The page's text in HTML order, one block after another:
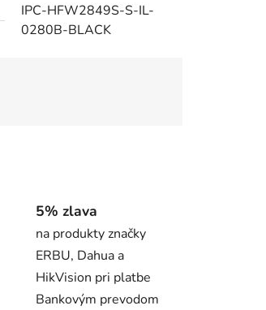
IPC-HFW2849S-S-IL-
0280B-BLACK
5% zlava
na produkty značky
ERBU, Dahua a
HikVision pri platbe
Bankovým prevodom